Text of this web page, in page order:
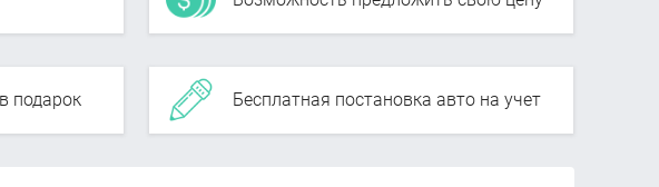
подарок Бесплатная постановка авто на учет